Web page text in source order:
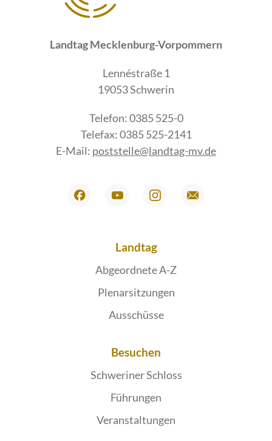
Landtag Mecklenburg-Vorpommern
Lennéstraße 1
19053 Schwerin
Telefon: 0385 525-0
Telefax: 0385 525-2141
E-Mail: poststelle@landtag-mv.de
Landtag
Abgeordnete A-Z
Plenarsitzungen
Ausschüsse
Besuchen
Schweriner Schloss
Führungen
Veranstaltungen